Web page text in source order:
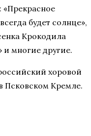
будет солнце»,
Крокодила
и многие другие.
хоровой
Псковском Кремле.